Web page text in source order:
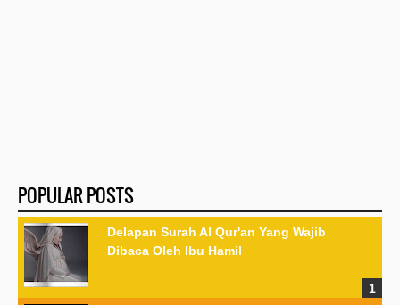
POPULAR POSTS
Delapan Surah Al Qur'an Yang Wajib
Dibaca Oleh Ibu Hamil